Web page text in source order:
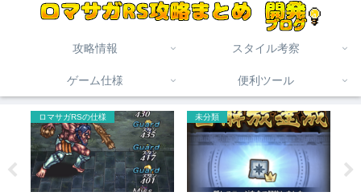
攻略情報 スタイル考察
ゲーム仕様 便利ツール
ロマサガRSの仕様 未分類